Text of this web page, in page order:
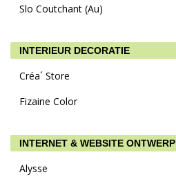
Slo Coutchant (Au)
INTERIEUR DECORATIE
Créa´ Store
Fizaine Color
INTERNET & WEBSITE ONTWERP
Alysse